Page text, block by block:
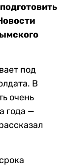
под
В
очень
года —